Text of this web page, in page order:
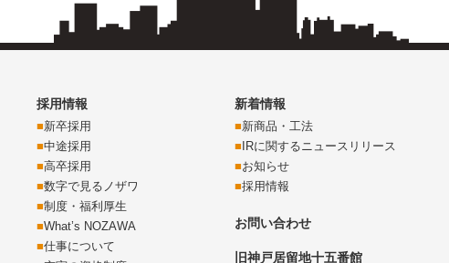
採用情報
新卒採用
中途採用
高卒採用
数字で見るノザワ
制度・福利厚生
What’s NOZAWA
仕事について
新着情報
新商品・工法
IRに関するニュースリリース
お知らせ
採用情報
お問い合わせ
旧神戸居留地十五番館